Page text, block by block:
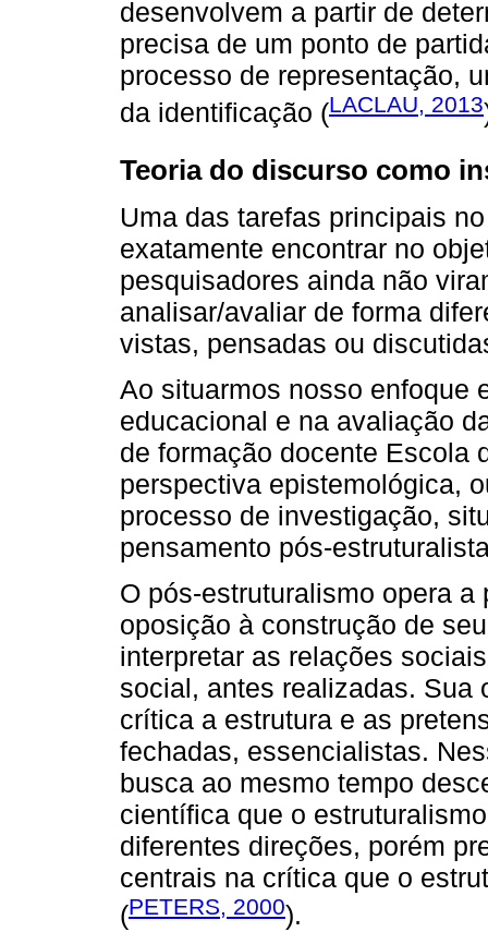
desenvolvem a partir de
precisa de um ponto de
processo de representação,
da identificação (LACLAU, 2013
Teoria do discurso como
Uma das tarefas principais
exatamente encontrar no
pesquisadores ainda não
analisar/avaliar de forma
vistas, pensadas ou
Ao situarmos nosso enfoque
educacional e na avaliação
de formação docente Escola
perspectiva epistemológica,
processo de investigação,
pensamento pós-
O pós-estruturalismo opera
oposição à construção de
interpretar as relações
social, antes realizadas. Sua
crítica a estrutura e as
fechadas, essencialistas.
busca ao mesmo tempo
científica que o
diferentes direções, porém
centrais na crítica que o
(PETERS, 2000).